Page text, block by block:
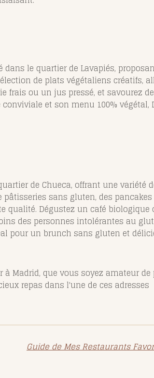
le quartier de Lavapiés,
de plats végétaliens créatifs,
frais ou un jus pressé, et savourez
et son menu 100% végétal,
de Chueca, offrant une variété
sans gluten, des
qualité. Dégustez un café
des personnes intolérantes au
pour un brunch sans gluten et
Madrid, que vous soyez amateur
repas dans l'une de ces adresses
Guide de Mes Restaurants